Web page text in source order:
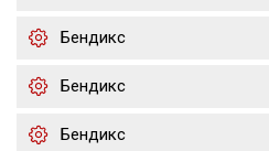
Бендикс
Бендикс
Бендикс